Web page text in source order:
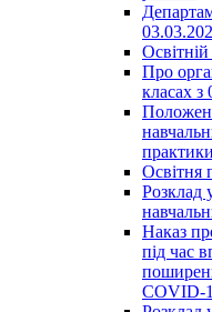
Про
класах з
Освітня
Розклад
Наказ
під час
COVID-